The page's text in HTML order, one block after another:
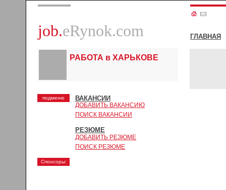
job.eRynok.com ГЛАВНАЯ
РАБОТА в ХАРЬКОВЕ
подменю ВАКАНСИИ
ДОБАВИТЬ ВАКАНСИЮ
ПОИСК ВАКАНСИИ
РЕЗЮМЕ
ДОБАВИТЬ РЕЗЮМЕ
ПОИСК РЕЗЮМЕ
Спонсоры: